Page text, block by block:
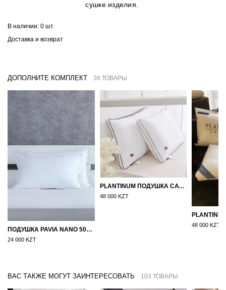
сушке изделия.
В наличии: 0 шт.
Доставка и возврат
ДОПОЛНИТЕ КОМПЛЕКТ 36 ТОВАРЫ
ПОДУШКА PAVIA NANO 50X70
24 000 KZT
PLANTINUM ПОДУШКА САТИН, ШЕЛК 50Х70
48 000 KZT
48 000 KZT
ВАС ТАКЖЕ МОГУТ ЗАИНТЕРЕСОВАТЬ 103 ТОВАРЫ